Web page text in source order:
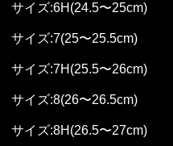
サイズ:6H(24.5〜25cm)
サイズ:7(25〜25.5cm)
サイズ:7H(25.5〜26cm)
サイズ:8(26〜26.5cm)
サイズ:8H(26.5〜27cm)